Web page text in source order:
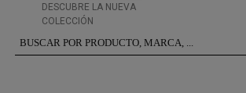
DESCUBRE LA NUEVA
COLECCIÓN